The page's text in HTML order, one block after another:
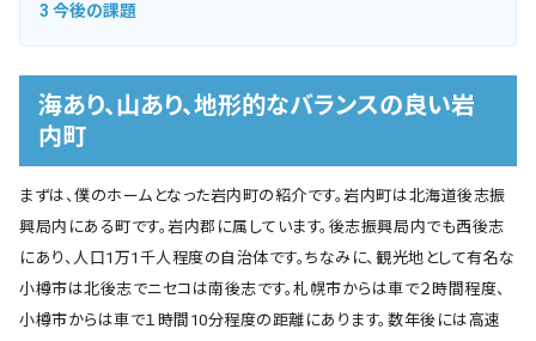
3 今後の課題
海あり、山あり、地形的なバランスの良い岩
内町
まずは、僕のホームとなった岩内町の紹介です。岩内町は北海道後志振
興局内にある町です。岩内郡に属しています。後志振興局内でも西後志
にあり、人口1万1千人程度の自治体です。ちなみに、観光地として有名な
小樽市は北後志でニセコは南後志です。札幌市からは車で２時間程度、
小樽市からは車で１時間10分程度の距離にあります。数年後には高速